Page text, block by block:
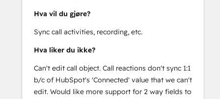
Hva vil du gjøre?
Sync call activities, recording, etc.
Hva liker du ikke?
Can't edit call object. Call reactions don't sync 1:1
b/c of HubSpot's 'Connected' value that we can't
edit. Would like more support for 2 way fields to